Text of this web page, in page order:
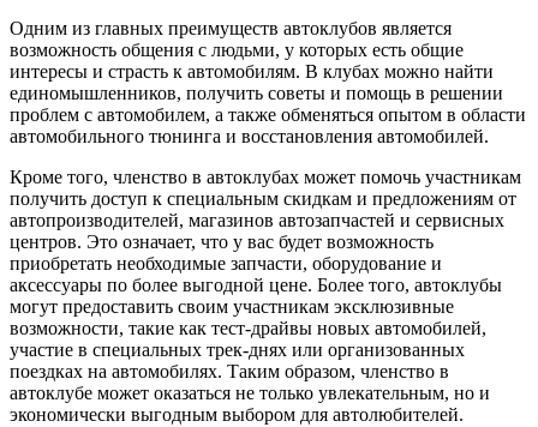
Одним из главных преимуществ автоклубов является
возможность общения с людьми, у которых есть общие
интересы и страсть к автомобилям. В клубах можно найти
единомышленников, получить советы и помощь в решении
проблем с автомобилем, а также обменяться опытом в области
автомобильного тюнинга и восстановления автомобилей.
Кроме того, членство в автоклубах может помочь участникам
получить доступ к специальным скидкам и предложениям от
автопроизводителей, магазинов автозапчастей и сервисных
центров. Это означает, что у вас будет возможность
приобретать необходимые запчасти, оборудование и
аксессуары по более выгодной цене. Более того, автоклубы
могут предоставить своим участникам эксклюзивные
возможности, такие как тест-драйвы новых автомобилей,
участие в специальных трек-днях или организованных
поездках на автомобилях. Таким образом, членство в
автоклубе может оказаться не только увлекательным, но и
экономически выгодным выбором для автолюбителей.